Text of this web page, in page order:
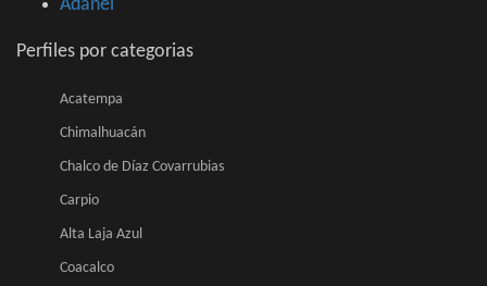
Adanel
Perfiles por categorias
Acatempa
Chimalhuacán
Chalco de Díaz Covarrubias
Carpio
Alta Laja Azul
Coacalco